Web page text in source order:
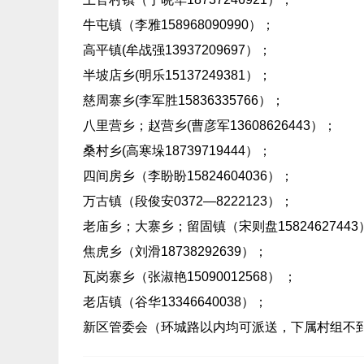
牛屯镇（李雅158968090990）；
高平镇(牟战强13937209697）；
半坡店乡(明乐15137249381）；
慈周寨乡(李军胜15836335766）；
八里营乡；赵营乡(曹彦军13608626443）；
桑村乡(高寒垛18739719444）；
四间房乡（李盼盼15824604036）；
万古镇（段俊安0372—8222123）；
老庙乡；大寨乡；留固镇（宋则盘15824627443
焦虎乡（刘滑18738292639）；
瓦岗寨乡（张淑艳15090012568） ；
老店镇（谷华13346640038）；
新区管委会（环城路以内均可派送，下属村组不